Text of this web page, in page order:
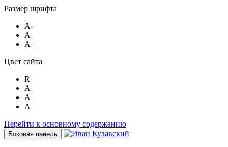
Размер шрифта
A-
A
A+
Цвет сайта
R
A
A
A
Перейти к основному содержанию
Боковая панель